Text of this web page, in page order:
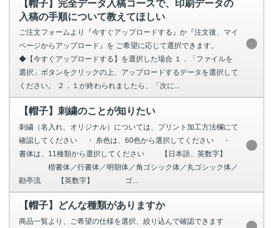
【帽子】完全データ入稿コースで、印刷データの
入稿の手順について教えてほしい
ご注文フォームより『今すぐアップロードする』か『注文後、マイ
ページからアップロード』を ご希望に応じて選択できます。
◆【今すぐアップロードする】を選択した場合 １．「ファイルを
選択」ボタンをクリックの上、アップロードするデータを選択して
ください。 ２．１が終わられましたら、「次に...
【帽子】刺繍のことが知りたい
刺繍（名入れ、オリジナル）については、プリント加工方法欄にて
確認してください ・ 糸色は、60色から選択してください ・
書体は、11種類から選択してください 【日本語、英数字】
楷書体／行書体／明朝体／角ゴシック体／丸ゴシック体／
勘亭流 【英数字】 ゴ...
【帽子】どんな種類がありますか
商品一覧より、ご希望の仕様を選択、絞り込んで確認できます